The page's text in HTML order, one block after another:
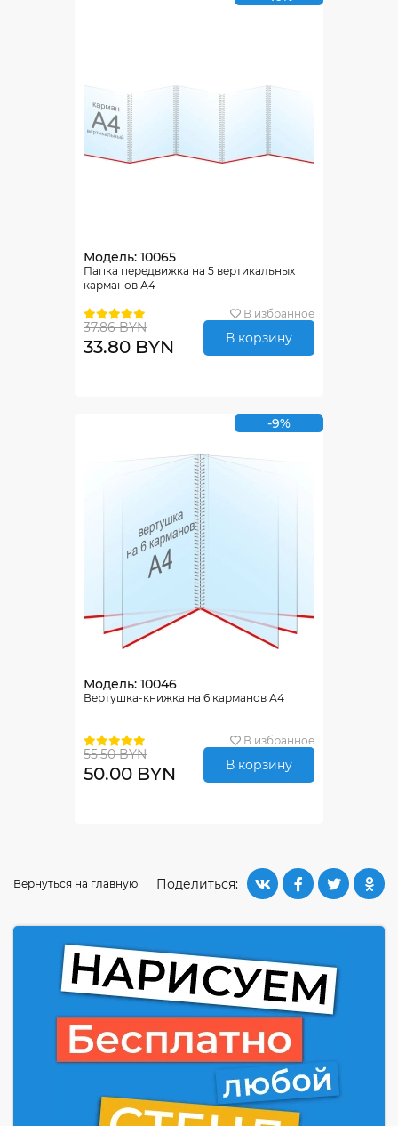
Модель: 10065
Папка передвижка на 5 вертикальных
карманов А4
В избранное
37.86 BYN
33.80 BYN В корзину
-9%
Модель: 10046
Вертушка-книжка на 6 карманов А4
В избранное
55.50 BYN
50.00 BYN В корзину
Поделиться:
Вернуться на главную